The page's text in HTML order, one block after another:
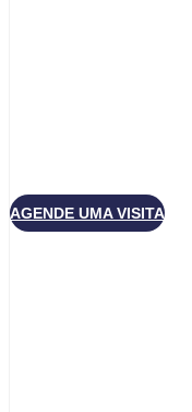
AGENDE UMA VISITA